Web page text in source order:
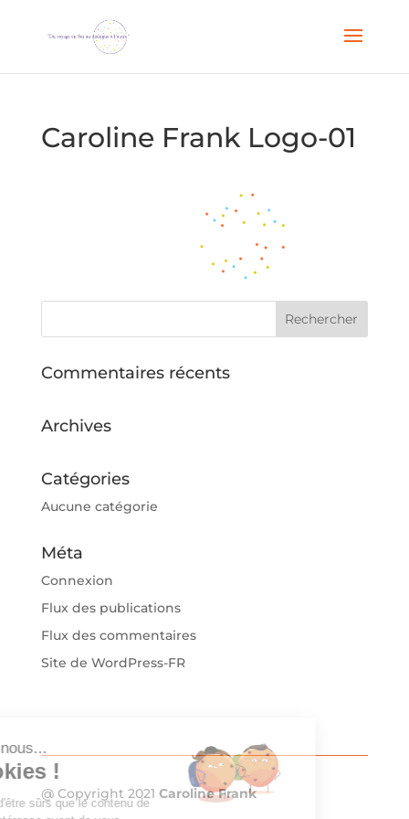
Caroline Frank Logo-01
Commentaires récents
Archives
Catégories
Aucune catégorie
Méta
Connexion
Flux des publications
Flux des commentaires
Site de WordPress-FR
@ Copyright 2021 Caroline Frank
nous...
!
d'être sûrs que le contenu de